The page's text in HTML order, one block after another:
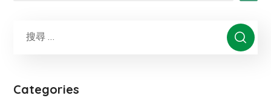
Categories